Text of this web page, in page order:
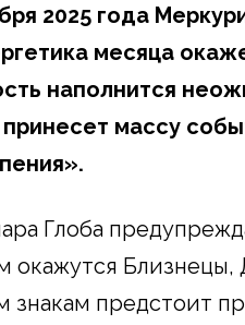
2025 года
месяца
наполнится
массу
Глоба
окажутся
знакам предстоит